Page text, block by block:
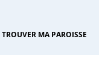
TROUVER MA PAROISSE